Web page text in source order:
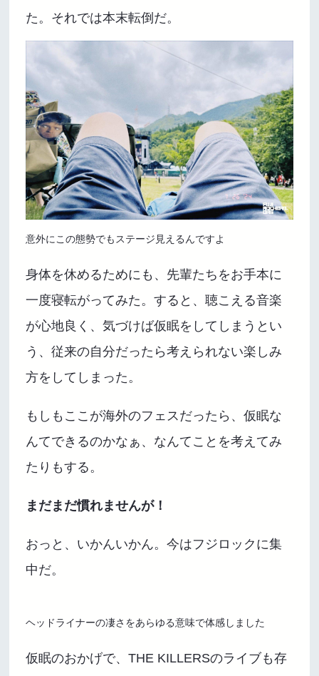
た。それでは本末転倒だ。
意外にこの態勢でもステージ見えるんですよ
身体を休めるためにも、先輩たちをお手本に
一度寝転がってみた。すると、聴こえる音楽
が心地良く、気づけば仮眠をしてしまうとい
う、従来の自分だったら考えられない楽しみ
方をしてしまった。
もしもここが海外のフェスだったら、仮眠な
んてできるのかなぁ、なんてことを考えてみ
たりもする。
まだまだ慣れませんが！
おっと、いかんいかん。今はフジロックに集
中だ。
ヘッドライナーの凄さをあらゆる意味で体感しました
仮眠のおかげで、THE KILLERSのライブも存